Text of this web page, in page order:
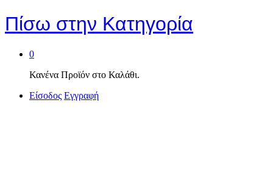
Πίσω στην Κατηγορία
0
Κανένα Προϊόν στο Καλάθι.
Είσοδος Εγγραφή